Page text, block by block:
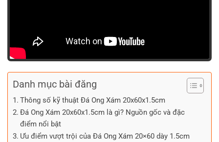
Danh mục bài đăng
Thông số kỹ thuật Đá Ong Xám 20x60x1.5cm
Đá Ong Xám 20x60x1.5cm là gì? Nguồn gốc và đặc
điểm nổi bật
Ưu điểm vượt trội của Đá Ong Xám 20×60 dày 1.5cm